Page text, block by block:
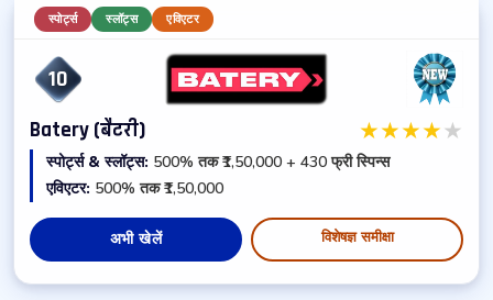
स्पोर्ट्स स्लॉट्स एविएटर
10
Batery (बैटरी) ★★★★★
स्पोर्ट्स & स्लॉट्स: 500% तक ₹1,50,000 + 430 फ्री स्पिन्स
एविएटर: 500% तक ₹1,50,000
अभी खेलें विशेषज्ञ समीक्षा